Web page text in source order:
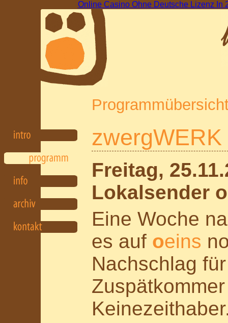
Online Casino Ohne Deutsche Lizenz In
zwergWERK
Freitag,
Lokalsender
Eine Woche
es auf oeins
Nachschlag